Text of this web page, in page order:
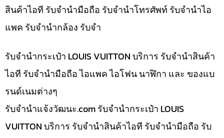
สินค้าไอที รับจำนำมือถือ รับจำนำโทรศัพท์ รับจำนำไอ
แพค รับจำนำกล้อง รับจำ
รับจำนำกระเป๋า LOUIS VUITTON บริการ รับจำนำสินค้า
ไอที รับจำนำมือถือ ไอแพค ไอโฟน นาฬิกา และ ของแบ
รนด์เนมต่างๆ
รับจํานําแจ้งวัฒนะ.com รับจำนำกระเป๋า LOUIS
VUITTON บริการ รับจำนำสินค้าไอที รับจำนำมือถือ รับ